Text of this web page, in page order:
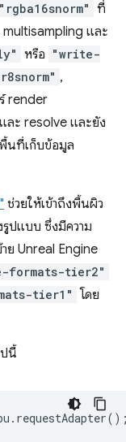
"rgba16snorm" ที่
และ
หรือ "write-
,
render
ะ resolve และยัง
นที่เก็บข้อมูล
ช่วยให้เข้าถึงพื้นผิว
รูปแบบ ซึ่งมีความ
ย Unreal Engine
formats-tier2"
tier1" โดย
นี้
. requestAdapter